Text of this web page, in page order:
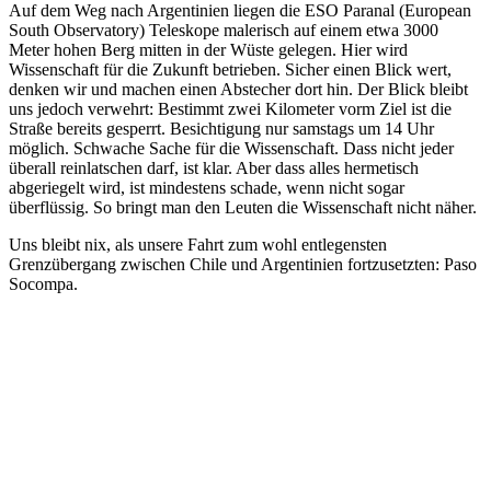
Auf dem Weg nach Argentinien liegen die ESO Paranal (European
South Observatory) Teleskope malerisch auf einem etwa 3000
Meter hohen Berg mitten in der Wüste gelegen. Hier wird
Wissenschaft für die Zukunft betrieben. Sicher einen Blick wert,
denken wir und machen einen Abstecher dort hin. Der Blick bleibt
uns jedoch verwehrt: Bestimmt zwei Kilometer vorm Ziel ist die
Straße bereits gesperrt. Besichtigung nur samstags um 14 Uhr
möglich. Schwache Sache für die Wissenschaft. Dass nicht jeder
überall reinlatschen darf, ist klar. Aber dass alles hermetisch
abgeriegelt wird, ist mindestens schade, wenn nicht sogar
überflüssig. So bringt man den Leuten die Wissenschaft nicht näher.
Uns bleibt nix, als unsere Fahrt zum wohl entlegensten
Grenzübergang zwischen Chile und Argentinien fortzusetzten: Paso
Socompa.